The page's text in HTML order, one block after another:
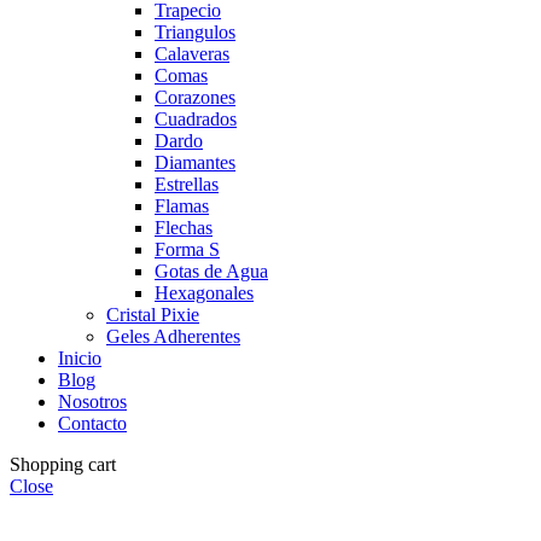
Trapecio
Triangulos
Calaveras
Comas
Corazones
Cuadrados
Dardo
Diamantes
Estrellas
Flamas
Flechas
Forma S
Gotas de Agua
Hexagonales
Cristal Pixie
Geles Adherentes
Inicio
Blog
Nosotros
Contacto
Shopping cart
Close